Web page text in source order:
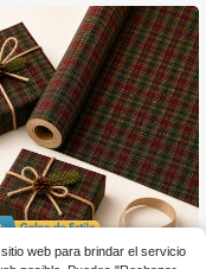
de boutique de ropa con tira
automático, sobres de en
estampados de flores/leopa
moño para transporte, r
artículos de uso diario, s
tamaños
Ahorro de $1.92
web para brindar el servicio